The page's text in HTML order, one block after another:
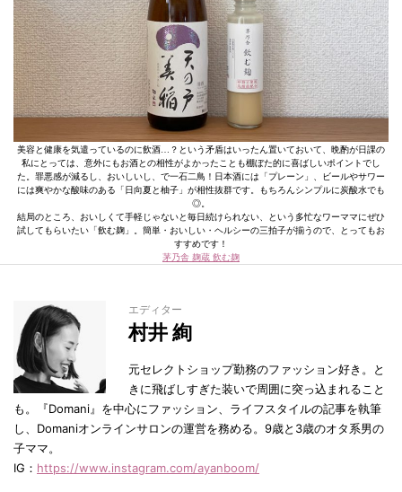
美容と健康を気遣っているのに飲酒…？という矛盾はいったん置いておいて、晩酌が日課の
私にとっては、意外にもお酒との相性がよかったことも棚ぼた的に喜ばしいポイントでし
た。罪悪感が減るし、おいしいし、で一石二鳥！日本酒には「プレーン」、ビールやサワー
には爽やかな酸味のある「日向夏と柚子」が相性抜群です。もちろんシンプルに炭酸水でも
◎。
結局のところ、おいしくて手軽じゃないと毎日続けられない、という多忙なワーママにぜひ
試してもらいたい「飲む麹」。簡単・おいしい・ヘルシーの三拍子が揃うので、とってもお
すすめです！
茅乃舎 麹蔵 飲む麹
エディター
村井 絢
元セレクトショップ勤務のファッション好き。と
きに飛ばしすぎた装いで周囲に突っ込まれること
も。『Domani』を中心にファッション、ライフスタイルの記事を執筆
し、Domaniオンラインサロンの運営を務める。9歳と3歳のオタ系男の
子ママ。
IG： https://www.instagram.com/ayanboom/